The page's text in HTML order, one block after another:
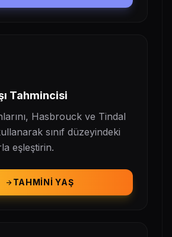
Tahmincisi
Hasbrouck ve Tindal
sınıf düzeyindeki
eşleştirin.
arrow_forwardTAHMINI YAŞ